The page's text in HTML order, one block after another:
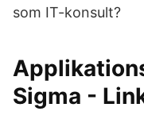
som IT-konsult?
Sigma -